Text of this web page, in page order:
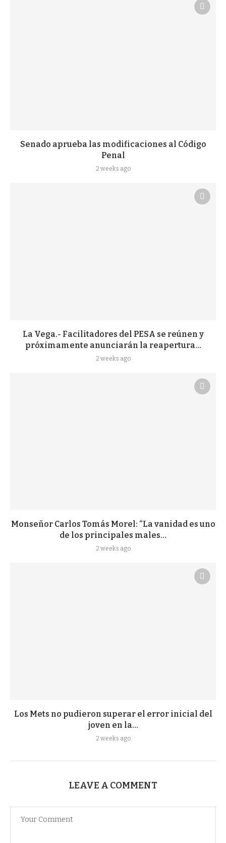
Senado aprueba las modificaciones al Código
Penal
2 weeks ago
La Vega.- Facilitadores del PESA se reúnen y
próximamente anunciarán la reapertura...
2 weeks ago
Monseñor Carlos Tomás Morel: “La vanidad es uno
de los principales males...
2 weeks ago
Los Mets no pudieron superar el error inicial del
joven en la...
2 weeks ago
LEAVE A COMMENT